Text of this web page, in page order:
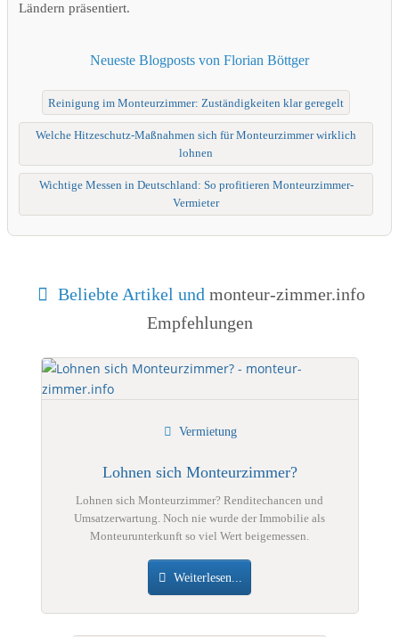
Beliebte Artikel undmonteur-zimmer.info
Empfehlungen
Lohnen sich Monteurzimmer?
Vermietung
Lohnen sich Monteurzimmer? Renditechancen und
Umsatzerwartung. Noch nie wurde der Immobilie als
Monteurunterkunft so viel Wert beigemessen.
Weiterlesen...
Ländern präsentiert.
Neueste Blogposts von Florian Böttger
Reinigung im Monteurzimmer: Zuständigkeiten klar geregelt
Welche Hitzeschutz-Maßnahmen sich für Monteurzimmer wirklich
lohnen
Wichtige Messen in Deutschland: So profitieren Monteurzimmer-
Vermieter